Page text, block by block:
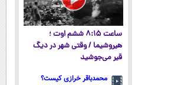
ساعت ۸:۱۵ ششم اوت ؛
هیروشیما / وقتی شهر در دیگ
قیر می‌جوشید
محمدباقر خرازی کیست؟